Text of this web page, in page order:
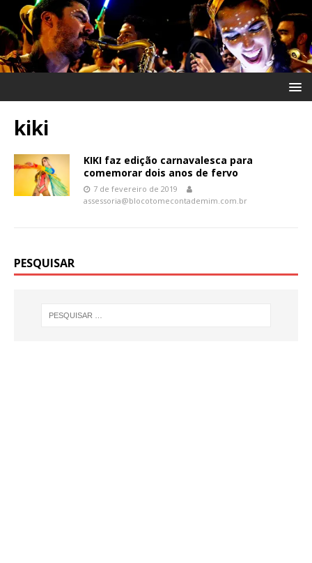
kiki
KIKI faz edição carnavalesca para
comemorar dois anos de fervo
7 de fevereiro de 2019
assessoria@blocotomecontademim.com.br
PESQUISAR